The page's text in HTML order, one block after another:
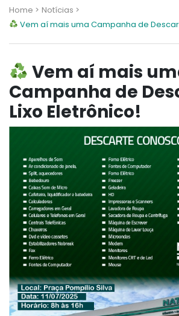
Home > Notícias >
Vem aí mais uma Campanha de
Vem aí mais
Campanha de
Lixo Eletrônico!